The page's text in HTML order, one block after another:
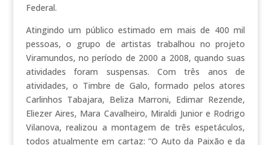
Federal.
Atingindo um público estimado em mais de 400 mil
pessoas, o grupo de artistas trabalhou no projeto
Viramundos, no período de 2000 a 2008, quando suas
atividades foram suspensas. Com três anos de
atividades, o Timbre de Galo, formado pelos atores
Carlinhos Tabajara, Beliza Marroni, Edimar Rezende,
Eliezer Aires, Mara Cavalheiro, Miraldi Junior e Rodrigo
Vilanova, realizou a montagem de três espetáculos,
todos atualmente em cartaz: “O Auto da Paixão e da